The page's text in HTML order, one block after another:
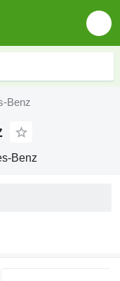
Benz
Benz